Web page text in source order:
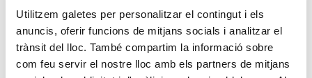
Utilitzem galetes per personalitzar el contingut i els
anuncis, oferir funcions de mitjans socials i analitzar el
trànsit del lloc. També compartim la informació sobre
com feu servir el nostre lloc amb els partners de mitjans
recurrent per la bona acceptació que tenen, però
també busquem apropar a aquest col·lectiu temes
d’avantguarda, ja que veiem que els usuaris són
persones amb moltes inquietuds i que volen seguir